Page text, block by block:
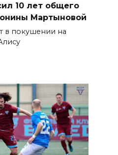
10 лет общего
Мартыновой
в покушении на